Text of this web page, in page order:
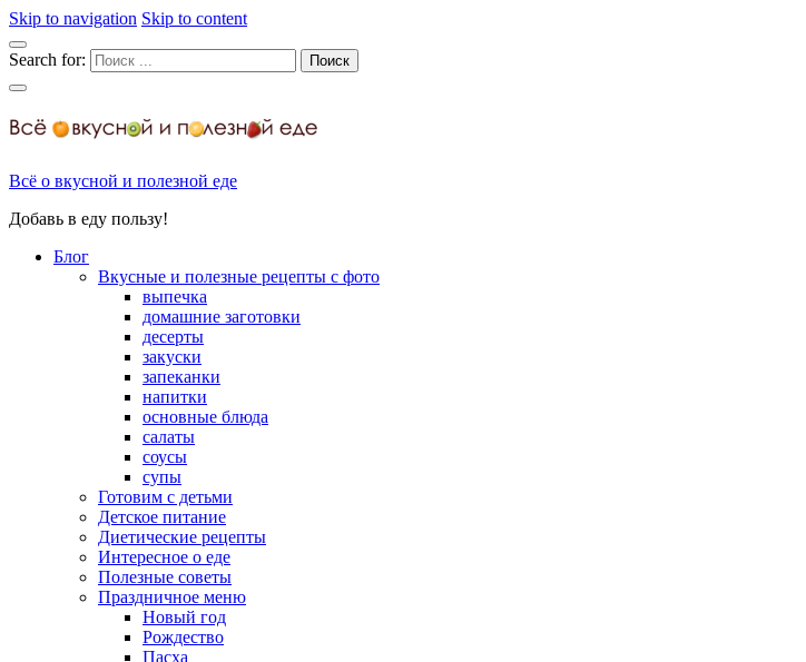
Skip to navigation Skip to content
Search for:
Всё о вкусной и полезной еде
Добавь в еду пользу!
Блог
Вкусные и полезные рецепты с фото
выпечка
домашние заготовки
десерты
закуски
запеканки
напитки
основные блюда
салаты
соусы
супы
Готовим с детьми
Детское питание
Диетические рецепты
Интересное о еде
Полезные советы
Праздничное меню
Новый год
Рождество
Пасха